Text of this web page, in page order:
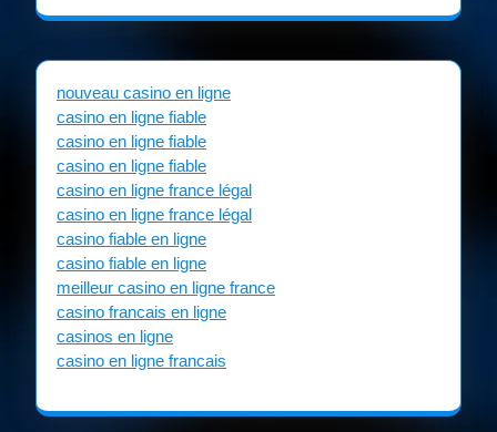
nouveau casino en ligne
casino en ligne fiable
casino en ligne fiable
casino en ligne fiable
casino en ligne france légal
casino en ligne france légal
casino fiable en ligne
casino fiable en ligne
meilleur casino en ligne france
casino francais en ligne
casinos en ligne
casino en ligne francais